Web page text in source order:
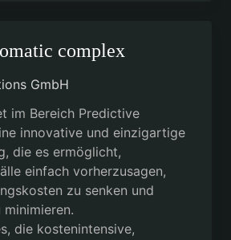
complex
GmbH
im Bereich Predictive
innovative und einzigartige
die es ermöglicht,
einfach vorherzusagen,
zu senken und
die kostenintensive,